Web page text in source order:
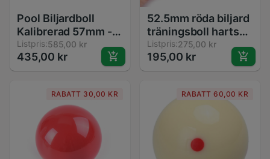
Pool Biljardboll
Kalibrerad 57mm -
Resin Hållbar för
Inomhusträning -
Standard Tillbehör
Listpris:585,00 kr
435,00 kr
52.5mm röda biljard
träningsboll harts
snooker boll köboll
för biljard snooker
tillbehör pool bollar
Listpris:275,00 kr
195,00 kr
RABATT 30,00 KR RABATT 60,00 KR